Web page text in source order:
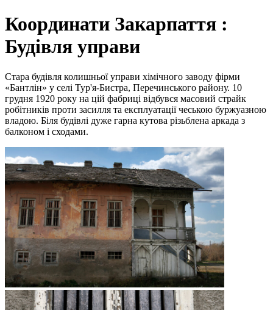
Координати Закарпаття :
Будівля управи
Стара будівля колишньої управи хімічного заводу фірми
«Бантлін» у селі Тур'я-Бистра, Перечинського району. 10
грудня 1920 року на цій фабриці відбувся масовий страйк
робітників проти засилля та експлуатації чеською буржуазною
владою. Біля будівлі дуже гарна кутова різьблена аркада з
балконом і сходами.